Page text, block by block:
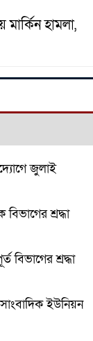
হামলা,
জুলাই
শ্রদ্ধা
বিভাগের শ্রদ্ধা
ইউনিয়ন